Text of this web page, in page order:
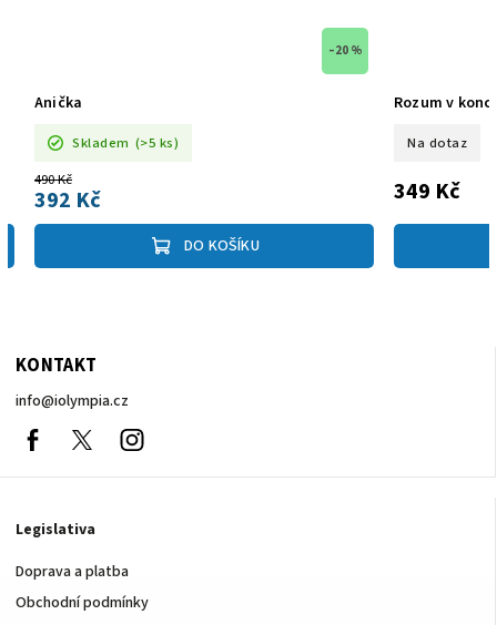
–20 %
Anička
Skladem (>5 ks)
490 Kč
392 Kč
DO KOŠÍKU
Rozum v
Na dotaz
349 Kč
KONTAKT
info@iolympia.cz
Facebook nolympia61611
Legislativa
Doprava a platba
Obchodní podmínky